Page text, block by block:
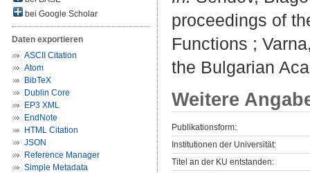
bei Google Scholar
Daten exportieren
ASCII Citation
Atom
BibTeX
Dublin Core
EP3 XML
EndNote
HTML Citation
JSON
Reference Manager
Simple Metadata
proceedings of
Functions ;
the Bulgarian
Weitere
Publikationsform:
Institutionen der Universität:
Titel an der KU entstanden: